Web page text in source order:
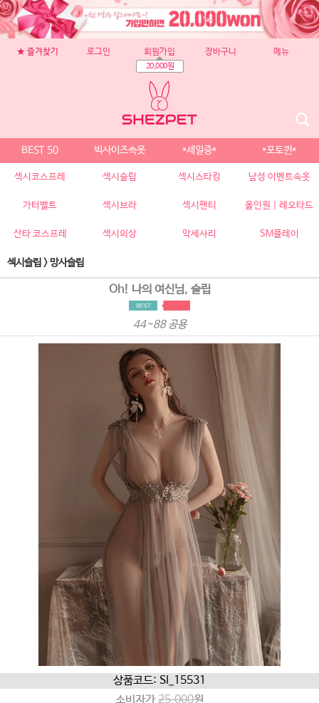
★ 즐겨찾기 로그인 회원가입
20,000원
장바구니 메뉴
BEST 50 빅사이즈속옷 *세일중* *포토퀸*
섹시코스프레 섹시슬립 섹시스타킹 남성 이벤트속옷
가터벨트 섹시브라 섹시팬티 올인원 | 레오타드
산타 코스프레 섹시의상 악세사리 SM플레이
섹시슬립 >망사슬립
Oh! 나의 여신님, 슬립
44~88 공용
상품코드: SI_15531
소비자가 25,000원